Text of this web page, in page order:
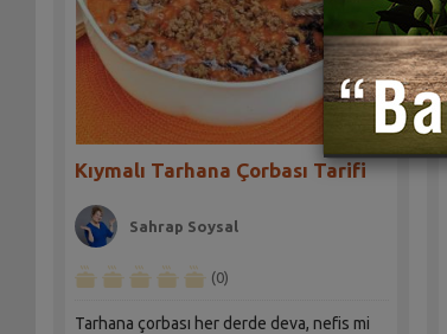
Kıymalı Tarhana Çorbası Tarifi
Sahrap Soysal
(0)
Tarhana çorbası her derde deva, nefis mi